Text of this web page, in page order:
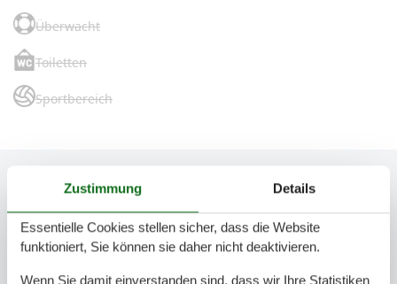
Überwacht
Toiletten
Sportbereich
Zustimmung Details
Essentielle Cookies stellen sicher, dass die Website
funktioniert, Sie können sie daher nicht deaktivieren.
Wenn Sie damit einverstanden sind, dass wir Ihre Statistiken